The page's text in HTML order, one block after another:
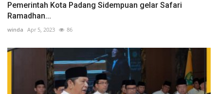
Pemerintah Kota Padang Sidempuan gelar Safari
Ramadhan...
winda Apr 5, 2023 86